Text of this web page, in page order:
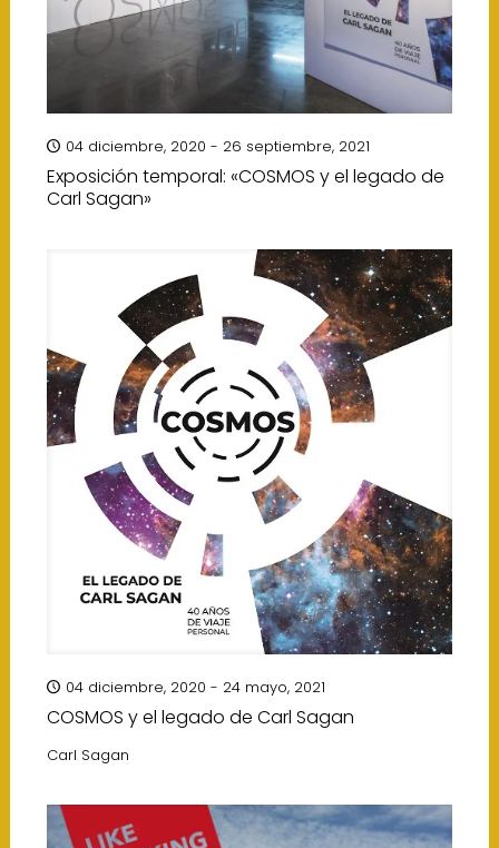
04 diciembre, 2020 - 26 septiembre, 2021
Exposición temporal: «COSMOS y el legado de
Carl Sagan»
04 diciembre, 2020 - 24 mayo, 2021
COSMOS y el legado de Carl Sagan
Carl Sagan